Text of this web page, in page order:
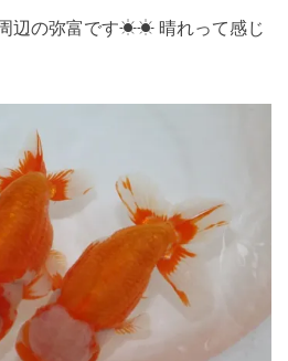
辺の弥富です☀☀ 晴れって感じ